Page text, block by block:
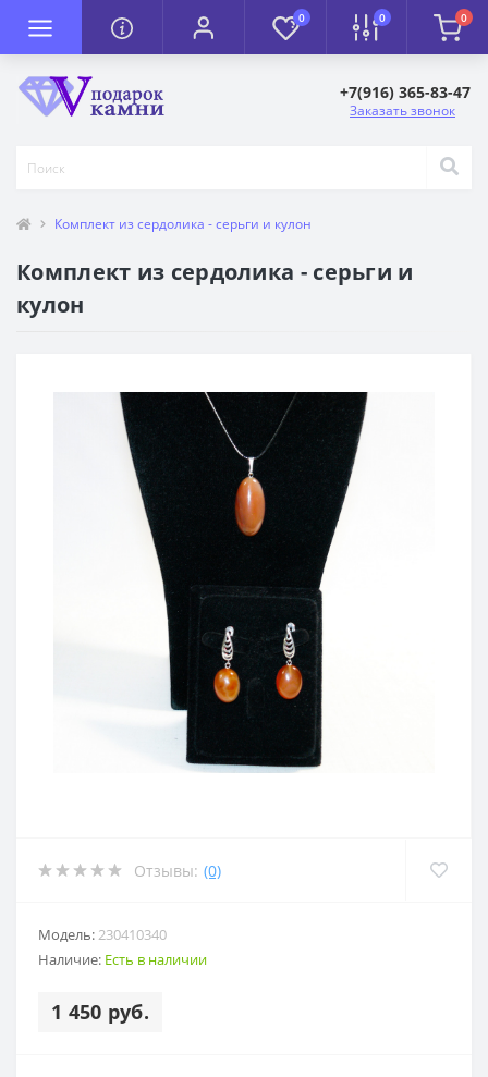
0 0 0
+7(916) 365-83-47
Заказать звонок
Комплект из сердолика - серьги и кулон
Комплект из сердолика - серьги и
кулон
Отзывы: (0)
Модель:230410340
Наличие: Есть в наличии
1 450 руб.